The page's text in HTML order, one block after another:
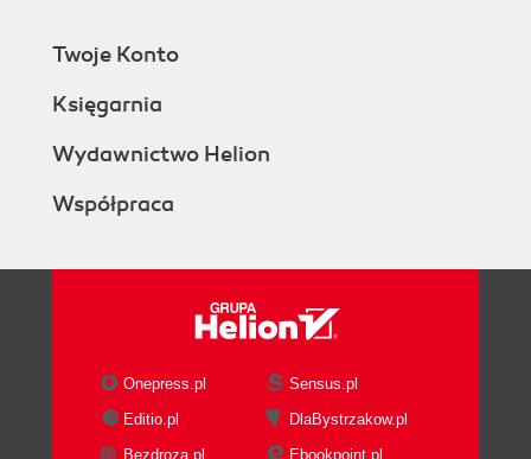
Twoje Konto
Księgarnia
Wydawnictwo Helion
Współpraca
Onepress.pl
Sensus.pl
Editio.pl
DlaBystrzakow.pl
Bezdroza.pl
Ebookpoint.pl